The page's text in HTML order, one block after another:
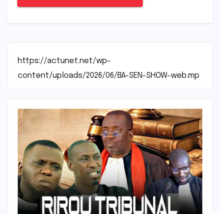
https://actunet.net/wp-
content/uploads/2026/06/BA-SEN-SHOW-web.mp